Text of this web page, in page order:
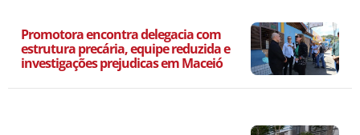
Promotora encontra delegacia com
estrutura precária, equipe reduzida e
investigações prejudicas em Maceió